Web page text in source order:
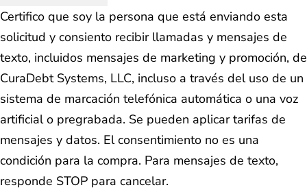
Certifico que soy la persona que está enviando esta
solicitud y consiento recibir llamadas y mensajes de
texto, incluidos mensajes de marketing y promoción, de
CuraDebt Systems, LLC, incluso a través del uso de un
sistema de marcación telefónica automática o una voz
artificial o pregrabada. Se pueden aplicar tarifas de
mensajes y datos. El consentimiento no es una
condición para la compra. Para mensajes de texto,
responde STOP para cancelar.